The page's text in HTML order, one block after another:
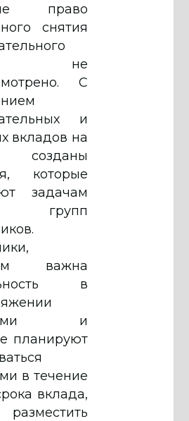
право
снятия
не
С
и
вкладов на
созданы
которые
задачам
групп
важна
в
и
планируют
в течение
вклада,
разместить